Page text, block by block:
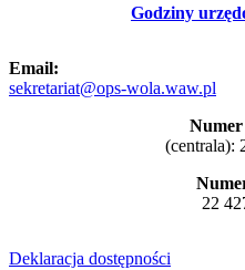
Godziny
Email:
sekretariat@ops-wola.waw.pl
Numer
(centrala):
22
Deklaracja dostępności